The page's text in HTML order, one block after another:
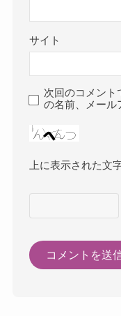
サイト
次回のコメント
の名前、メール
上に表示された文